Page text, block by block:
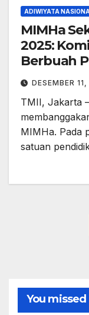
ADIWIYATA
MIMHa
2025:
Berbuah
DESEMBER
TMII, Jakarta
MIMHa. Pada
satuan
You missed